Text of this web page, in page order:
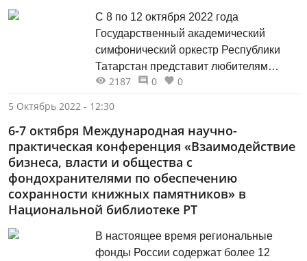
С 8 по 12 октября 2022 года
Государственный академический
симфонический оркестр Республики
Татарстан представит любителям
классической музыки программу,
(Увертюра «Кориолан» и Симфония №
3 («Героическая»)) и дополненную
Концертом №10 для двух фортепиано
с оркестром Вольфганга Амадея
Моцарта.
2187 0
0
5 Октябрь 2022 - 12:30
6-7 октября Международная научно-
практическая конференция «Взаимодействие
бизнеса, власти и общества с
фондохранителями по обеспечению
сохранности книжных памятников» в
Национальной библиотеке РТ
В настоящее время региональные
фонды России содержат более 12